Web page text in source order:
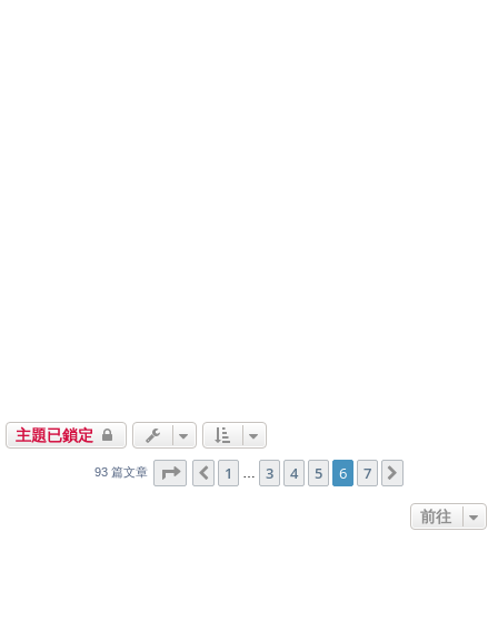
主題已鎖定
93 篇文章 第6 頁 (共 7頁)
上一頁
1 3 4 5 6 7
前往